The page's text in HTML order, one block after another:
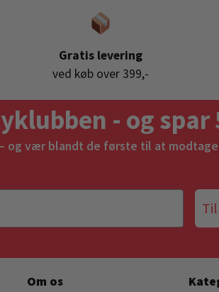
Gratis levering
ved køb over 399,-
- og
og vær blandt de første til at
Om os